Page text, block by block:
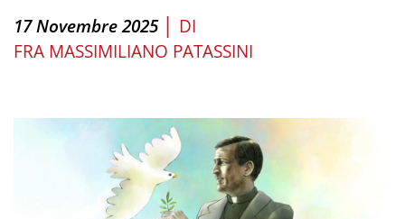
17 Novembre 2025 | DI
FRA MASSIMILIANO PATASSINI